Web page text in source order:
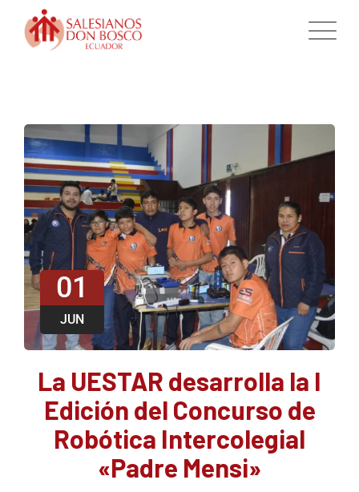
01
JUN
La UESTAR desarrolla la I
Edición del Concurso de
Robótica Intercolegial
«Padre Mensi»